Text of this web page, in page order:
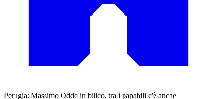
Perugia: Massimo Oddo in bilico, tra i papabili c'è anche